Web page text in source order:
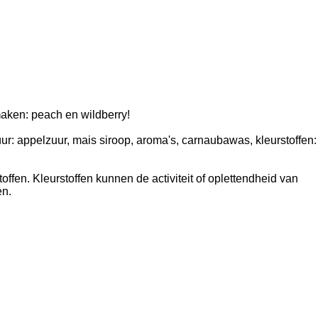
peach en wildberry!
appelzuur, mais siroop, aroma's, carnaubawas, kleurstoffen:
Kleurstoffen kunnen de activiteit of oplettendheid van